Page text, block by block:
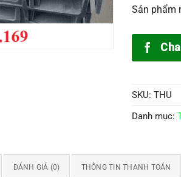
Sản phẩm
Alternative:
SKU: THU
Danh mục:
ĐÁNH GIÁ (0) THÔNG TIN THANH TOÁN